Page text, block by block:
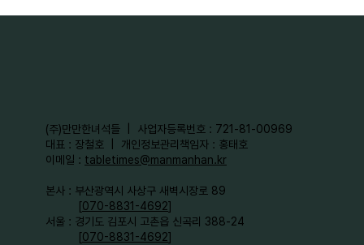
​(주)만만한녀석들 | 사업자등록번호 : 721-81-00969
대표 : 장철호 | 개인정보관리책임자 : 홍태호
이메일 : tabletimes@manmanhan.kr
본사 : 부산광역시 사상구 새벽시장로 89
[070-8831-4692]
서울 : 경기도 김포시 고촌읍 신곡리 388-24
[070-8831-4692]